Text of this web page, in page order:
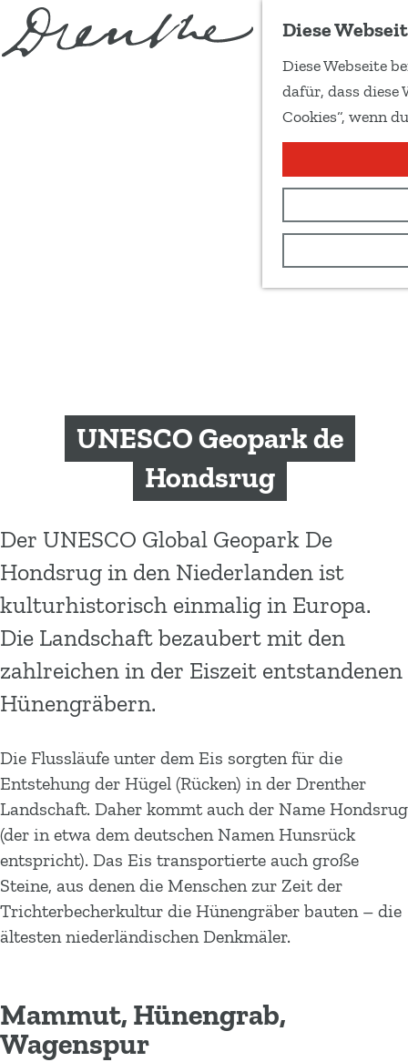
Diese
Diese Webseite
dafür, dass
Cookies“, wenn
e
UNESCO Geopark de
Hondsrug
Der UNESCO Global Geopark De
Hondsrug in den Niederlanden ist
kulturhistorisch einmalig in Europa.
Die Landschaft bezaubert mit den
zahlreichen in der Eiszeit entstandenen
Hünengräbern.
Die Flussläufe unter dem Eis sorgten für die
Entstehung der Hügel (Rücken) in der Drenther
Landschaft. Daher kommt auch der Name Hondsrug
(der in etwa dem deutschen Namen Hunsrück
entspricht). Das Eis transportierte auch große
Steine, aus denen die Menschen zur Zeit der
Trichterbecherkultur die Hünengräber bauten – die
ältesten niederländischen Denkmäler.
Mammut, Hünengrab,
Wagenspur